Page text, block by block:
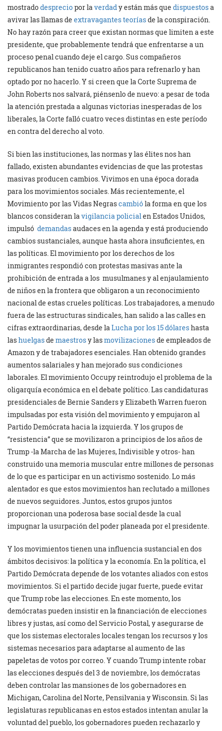
mostradodespreciopor laverdady están más que dispuestosa
avivar las llamas de extravagantesteoríasde la conspiración.
No hay razón para creer que existan normas que limiten a este
presidente, que probablemente tendrá que enfrentarse a un
proceso penal cuando deje el cargo. Sus compañeros
republicanos han tenido cuatro años para refrenarlo y han
optado por no hacerlo. Y si creen que la Corte Suprema de
John Roberts nos salvará, piénsenlo de nuevo: a pesar de toda
la atención prestada a algunas victorias inesperadas de los
liberales, la Corte falló cuatro veces distintas en este período
en contra del derecho al voto.
Si bien las instituciones, las normas y las élites nos han
fallado, existen abundantes evidencias de que las protestas
masivas producen cambios. Vivimos en una época dorada
para los movimientos sociales. Más recientemente, el
Movimiento por las Vidas Negrascambióla forma en que los
blancos consideran lavigilancia policialen Estados Unidos,
impulsó demandasaudaces en la agenda y está produciendo
cambios sustanciales, aunque hasta ahora insuficientes, en
las políticas. El movimiento por los derechos de los
inmigrantes respondió con protestas masivas ante la
prohibición de entrada a los musulmanes y al enjaulamiento
de niños en la frontera que obligaron a un reconocimiento
nacional de estas crueles políticas. Los trabajadores, a menudo
fuera de las estructuras sindicales, han salido a las calles en
cifras extraordinarias, desde laLucha por los 15 dólareshasta
lashuelgasde maestrosy lasmovilizacionesde empleados de
Amazon y de trabajadores esenciales. Han obtenido grandes
aumentos salariales y han mejorado sus condiciones
laborales. El movimiento Occupy reintrodujo el problema de la
oligarquía económica en el debate político. Las candidaturas
presidenciales de Bernie Sanders y Elizabeth Warren fueron
impulsadas por esta visión del movimiento y empujaron al
Partido Demócrata hacia la izquierda. Y los grupos de
“resistencia” que se movilizaron a principios de los años de
Trump -la Marcha de las Mujeres, Indivisible y otros- han
construido una memoria muscular entre millones de personas
de lo que es participar en un activismo sostenido. Lo más
alentador es que estos movimientos han reclutado a millones
de nuevos seguidores. Juntos, estos grupos juntos
proporcionan una poderosa base social desde la cual
impugnar la usurpación del poder planeada por el presidente.
Y los movimientos tienen una influencia sustancial en dos
ámbitos decisivos: la política y la economía. En la política, el
Partido Demócrata depende de los votantes aliados con estos
movimientos. Si el partido decide jugar fuerte, puede evitar
que Trump robe las elecciones. En este momento, los
demócratas pueden insistir en la financiación de elecciones
libres y justas, así como del Servicio Postal, y asegurarse de
que los sistemas electorales locales tengan los recursos y los
sistemas necesarios para adaptarse al aumento de las
papeletas de votos por correo. Y cuando Trump intente robar
las elecciones después del 3 de noviembre, los demócratas
deben controlar las mansiones de los gobernadores en
Michigan, Carolina del Norte, Pensilvania y Wisconsin. Si las
legislaturas republicanas en estos estados intentan anular la
voluntad del pueblo, los gobernadores pueden rechazarlo y